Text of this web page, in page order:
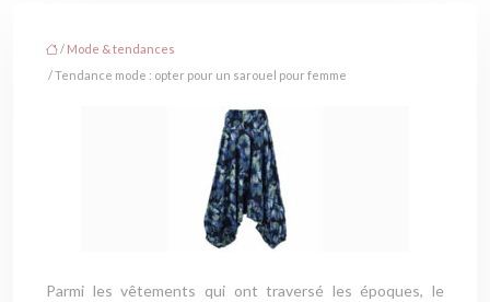
/ Mode & tendances
/ Tendance mode : opter pour un sarouel pour femme
Parmi les vêtements qui ont traversé les époques, le